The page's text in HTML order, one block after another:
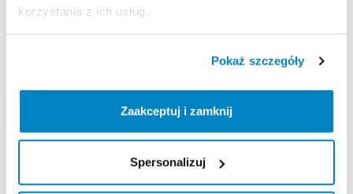
korzystania z ich usług.
Pokaż szczegóły
Zaakceptuj i zamknij
Spersonalizuj
Nie pobieramy kaucji za wypożyczenie tego
produktu
ODBIÓR I ZWROT SPRZĘTU